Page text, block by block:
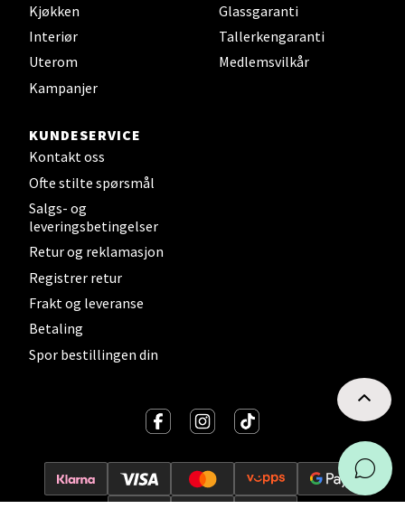
Kjøkken
Interiør
Uterom
Kampanjer
Glassgaranti
Tallerkengaranti
Medlemsvilkår
KUNDESERVICE
Kontakt oss
Ofte stilte spørsmål
Salgs- og
leveringsbetingelser
Retur og reklamasjon
Registrer retur
Frakt og leveranse
Betaling
Spor bestillingen din
Kristiansand - Thon
Sørlandssenteret
Barstølveien 31, 4636 Kristiansand
Åpent i dag 10-21
10 i butikk
Fredrikstad - Torvbyen
Velg